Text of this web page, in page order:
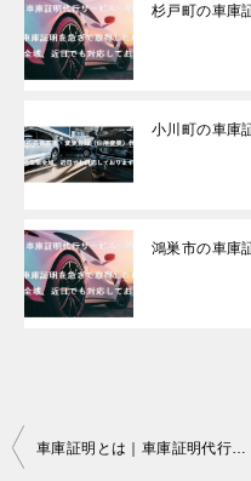
杉戸町の車庫
小川町の車庫
鴻巣市の車庫
投